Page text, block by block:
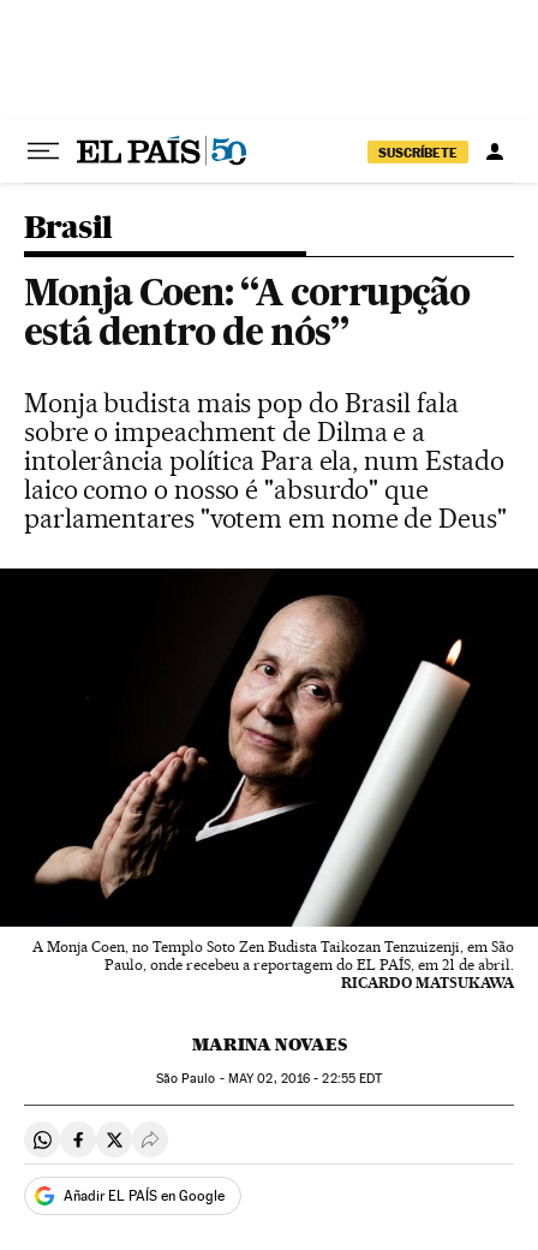
SUSCRÍBETE
Brasil
Monja Coen: “A corrupção
está dentro de nós”
Monja budista mais pop do Brasil fala
sobre o impeachment de Dilma e a
intolerância política Para ela, num Estado
laico como o nosso é "absurdo" que
parlamentares "votem em nome de Deus"
A Monja Coen, no Templo Soto Zen Budista Taikozan Tenzuizenji, em São
Paulo, onde recebeu a reportagem do EL PAÍS, em 21 de abril.
RICARDO MATSUKAWA
MARINA NOVAES
São Paulo - MAY02, 2016 - 22:55EDT
Compartir en Whatsapp
Compartir en Facebook
Compartir en Twitter
Desplegar Redes Sociales
Añadir EL PAÍS en Google